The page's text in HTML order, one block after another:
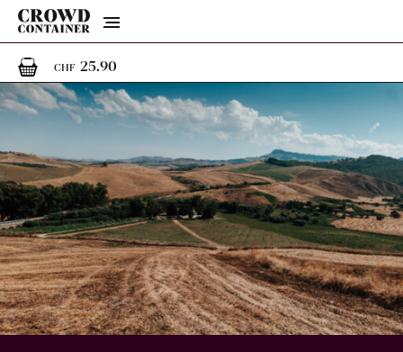
Menu
CHF 25.901 Artikel im Warenkorb